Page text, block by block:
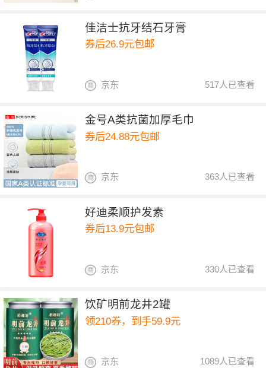
佳洁士抗牙结石牙膏
券后26.9元包邮
517人已查看
京东
金号A类抗菌加厚毛巾
券后24.88元包邮
363人已查看
京东
好迪柔顺护发素
券后13.9元包邮
330人已查看
京东
饮矿明前龙井2罐
领210券，到手59.9元
1089人已查看
京东